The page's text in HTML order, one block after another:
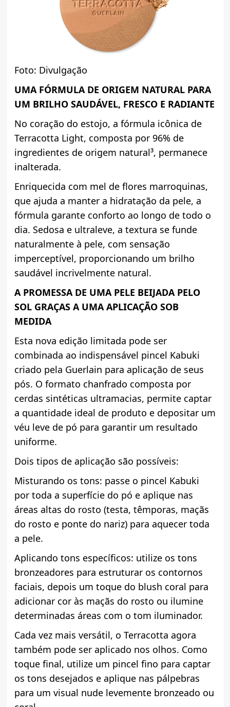
Foto: Divulgação
UMA FÓRMULA DE ORIGEM NATURAL PARA
UM BRILHO SAUDÁVEL, FRESCO E RADIANTE
No coração do estojo, a fórmula icônica de
Terracotta Light, composta por 96% de
ingredientes de origem natural³, permanece
inalterada.
Enriquecida com mel de flores marroquinas,
que ajuda a manter a hidratação da pele, a
fórmula garante conforto ao longo de todo o
dia. Sedosa e ultraleve, a textura se funde
naturalmente à pele, com sensação
imperceptível, proporcionando um brilho
saudável incrivelmente natural.
A PROMESSA DE UMA PELE BEIJADA PELO
SOL GRAÇAS A UMA APLICAÇÃO SOB
MEDIDA
Esta nova edição limitada pode ser
combinada ao indispensável pincel Kabuki
criado pela Guerlain para aplicação de seus
pós. O formato chanfrado composta por
cerdas sintéticas ultramacias, permite captar
a quantidade ideal de produto e depositar um
véu leve de pó para garantir um resultado
uniforme.
Dois tipos de aplicação são possíveis:
Misturando os tons: passe o pincel Kabuki
por toda a superfície do pó e aplique nas
áreas altas do rosto (testa, têmporas, maçãs
do rosto e ponte do nariz) para aquecer toda
a pele.
Aplicando tons específicos: utilize os tons
bronzeadores para estruturar os contornos
faciais, depois um toque do blush coral para
adicionar cor às maçãs do rosto ou ilumine
determinadas áreas com o tom iluminador.
Cada vez mais versátil, o Terracotta agora
também pode ser aplicado nos olhos. Como
toque final, utilize um pincel fino para captar
os tons desejados e aplique nas pálpebras
para um visual nude levemente bronzeado ou